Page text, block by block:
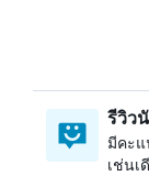
รีวิว
มีคะแ
เช่นเ